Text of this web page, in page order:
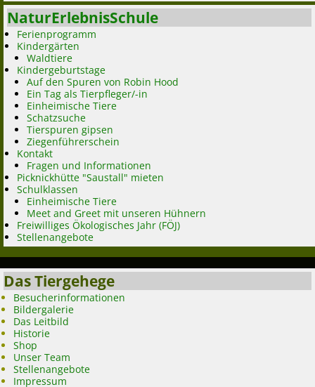
NaturErlebnisSchule
Ferienprogramm
Kindergärten
Waldtiere
Kindergeburtstage
Auf den Spuren von Robin Hood
Ein Tag als Tierpfleger/-in
Einheimische Tiere
Schatzsuche
Tierspuren gipsen
Ziegenführerschein
Kontakt
Fragen und Informationen
Picknickhütte "Saustall" mieten
Schulklassen
Einheimische Tiere
Meet and Greet mit unseren Hühnern
Freiwilliges Ökologisches Jahr (FÖJ)
Stellenangebote
Das Tiergehege
Besucherinformationen
Bildergalerie
Das Leitbild
Historie
Shop
Unser Team
Stellenangebote
Impressum